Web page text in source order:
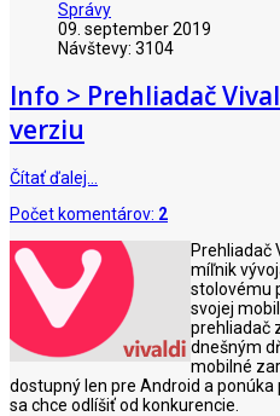
Správy
09. september 2019
Návštevy: 3104
Info > Prehliadač
verziu
Čítať ďalej…
Počet komentárov: 2
Prehliadač
míľnik
stolovému
svojej
prehliadač
dnešným
mobilné
dostupný len pre Android a
sa chce odlíšiť od konkurencie.